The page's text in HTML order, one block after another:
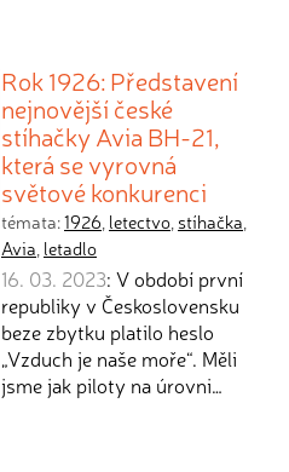
Rok 1926: Představení
nejnovější české
stíhačky Avia BH-21,
která se vyrovná
světové konkurenci
témata:1926, letectvo, stíhačka,
Avia, letadlo
16. 03. 2023: V období první
republiky v Československu
beze zbytku platilo heslo
„Vzduch je naše moře“. Měli
jsme jak piloty na úrovni…